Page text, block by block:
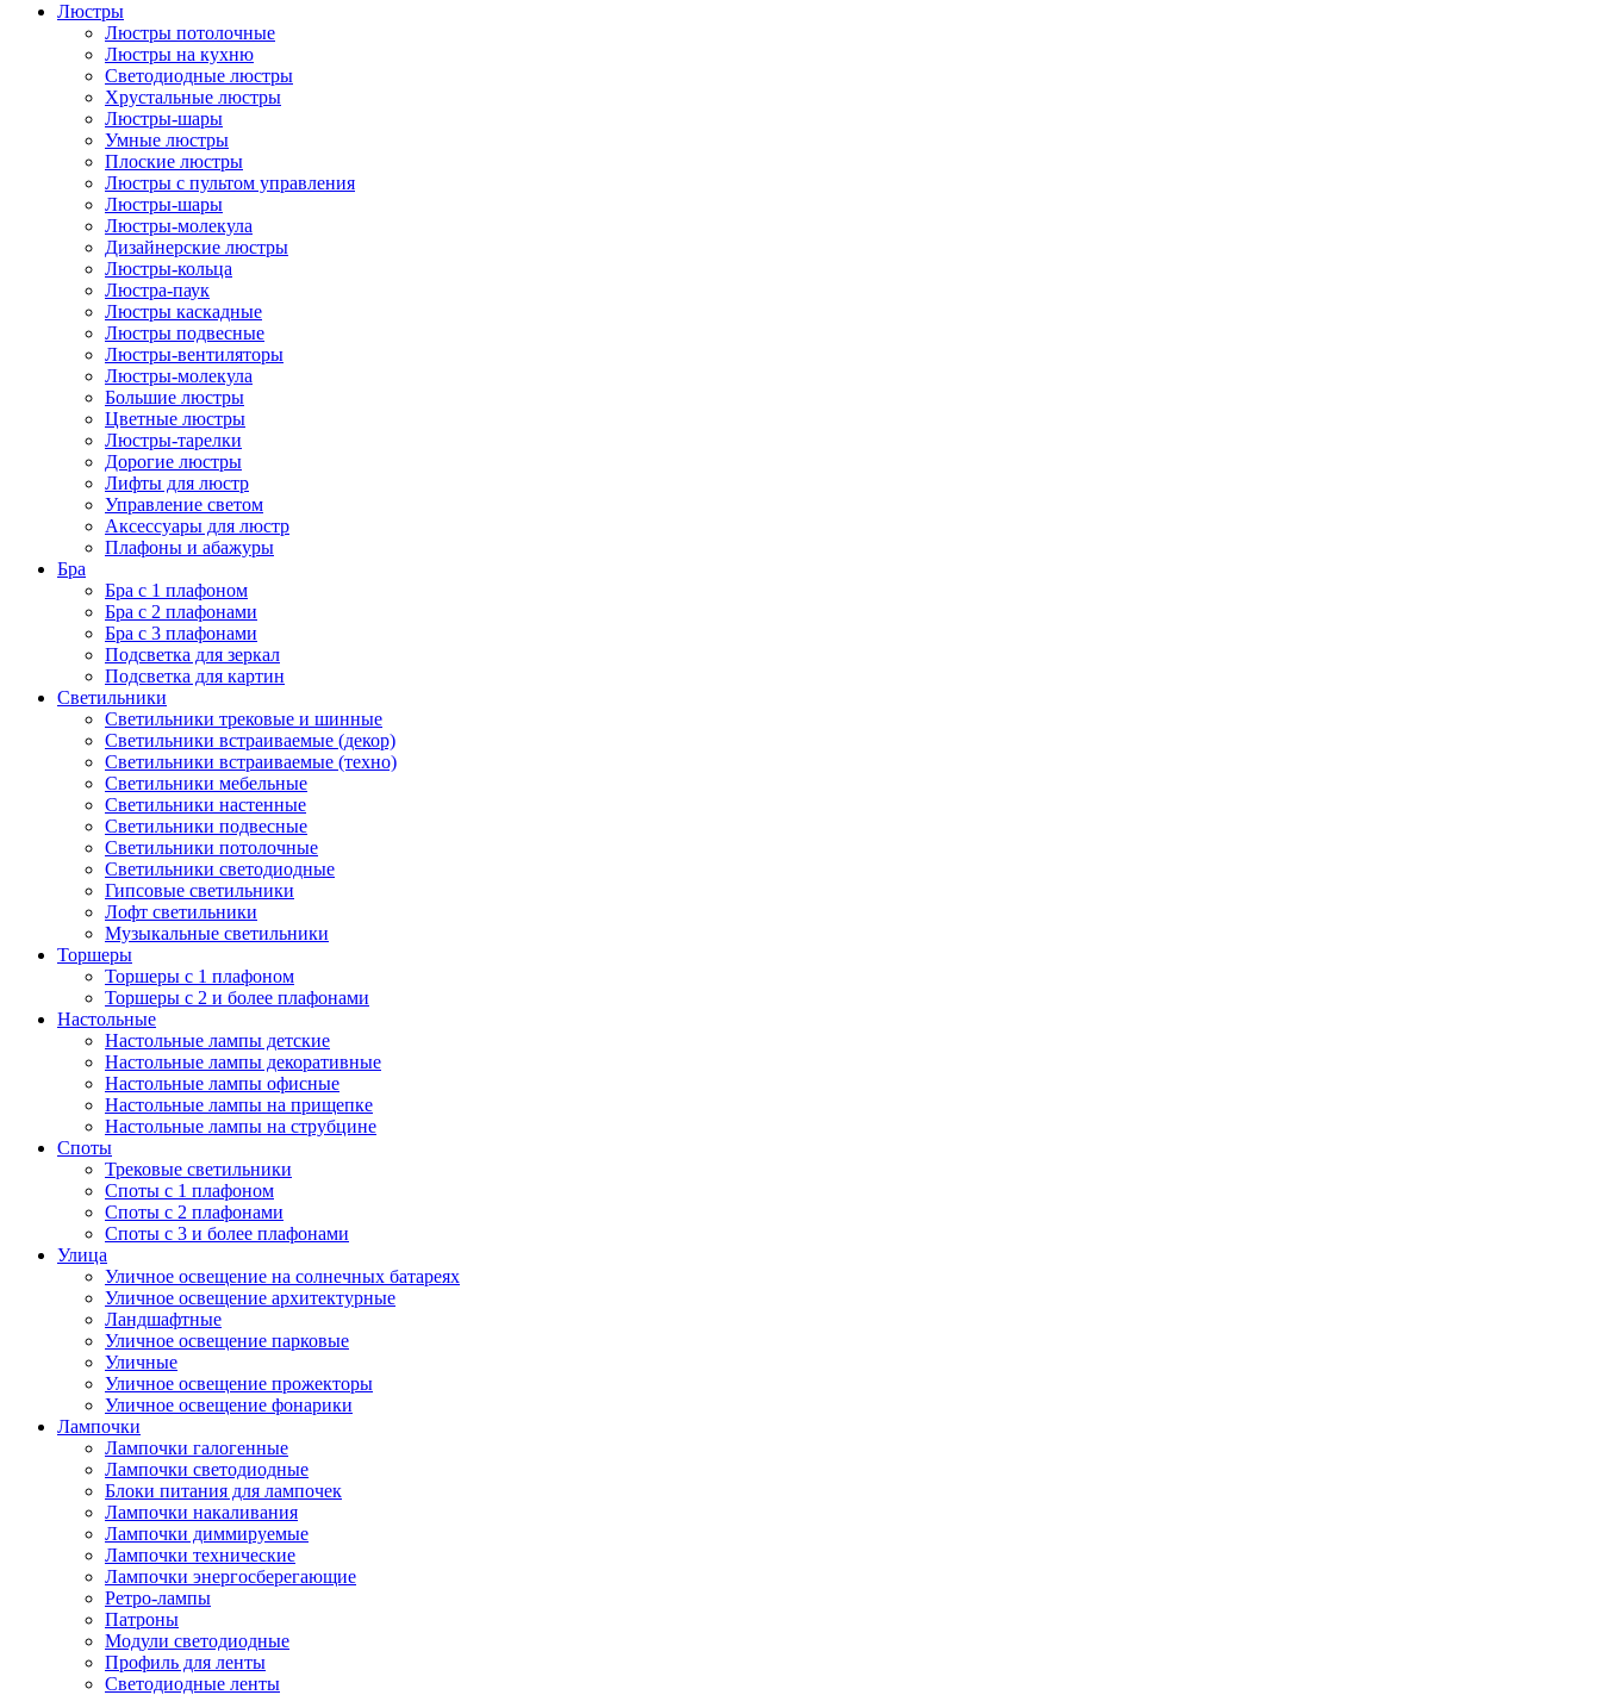
Люстры
Люстры потолочные
Люстры на кухню
Светодиодные люстры
Хрустальные люстры
Люстры-шары
Умные люстры
Плоские люстры
Люстры с пультом управления
Люстры-шары
Люстры-молекула
Дизайнерские люстры
Люстры-кольца
Люстра-паук
Люстры каскадные
Люстры подвесные
Люстры-вентиляторы
Люстры-молекула
Большие люстры
Цветные люстры
Люстры-тарелки
Дорогие люстры
Лифты для люстр
Управление светом
Аксессуары для люстр
Плафоны и абажуры
Бра
Бра с 1 плафоном
Бра с 2 плафонами
Бра с 3 плафонами
Подсветка для зеркал
Подсветка для картин
Светильники
Светильники трековые и шинные
Светильники встраиваемые (декор)
Светильники встраиваемые (техно)
Светильники мебельные
Светильники настенные
Светильники подвесные
Светильники потолочные
Светильники светодиодные
Гипсовые светильники
Лофт светильники
Музыкальные светильники
Торшеры
Торшеры с 1 плафоном
Торшеры с 2 и более плафонами
Настольные
Настольные лампы детские
Настольные лампы декоративные
Настольные лампы офисные
Настольные лампы на прищепке
Настольные лампы на струбцине
Споты
Трековые светильники
Споты с 1 плафоном
Споты с 2 плафонами
Споты с 3 и более плафонами
Улица
Уличное освещение на солнечных батареях
Уличное освещение архитектурные
Ландшафтные
Уличное освещение парковые
Уличные
Уличное освещение прожекторы
Уличное освещение фонарики
Лампочки
Лампочки галогенные
Лампочки светодиодные
Блоки питания для лампочек
Лампочки накаливания
Лампочки диммируемые
Лампочки технические
Лампочки энергосберегающие
Ретро-лампы
Патроны
Модули светодиодные
Профиль для ленты
Светодиодные ленты